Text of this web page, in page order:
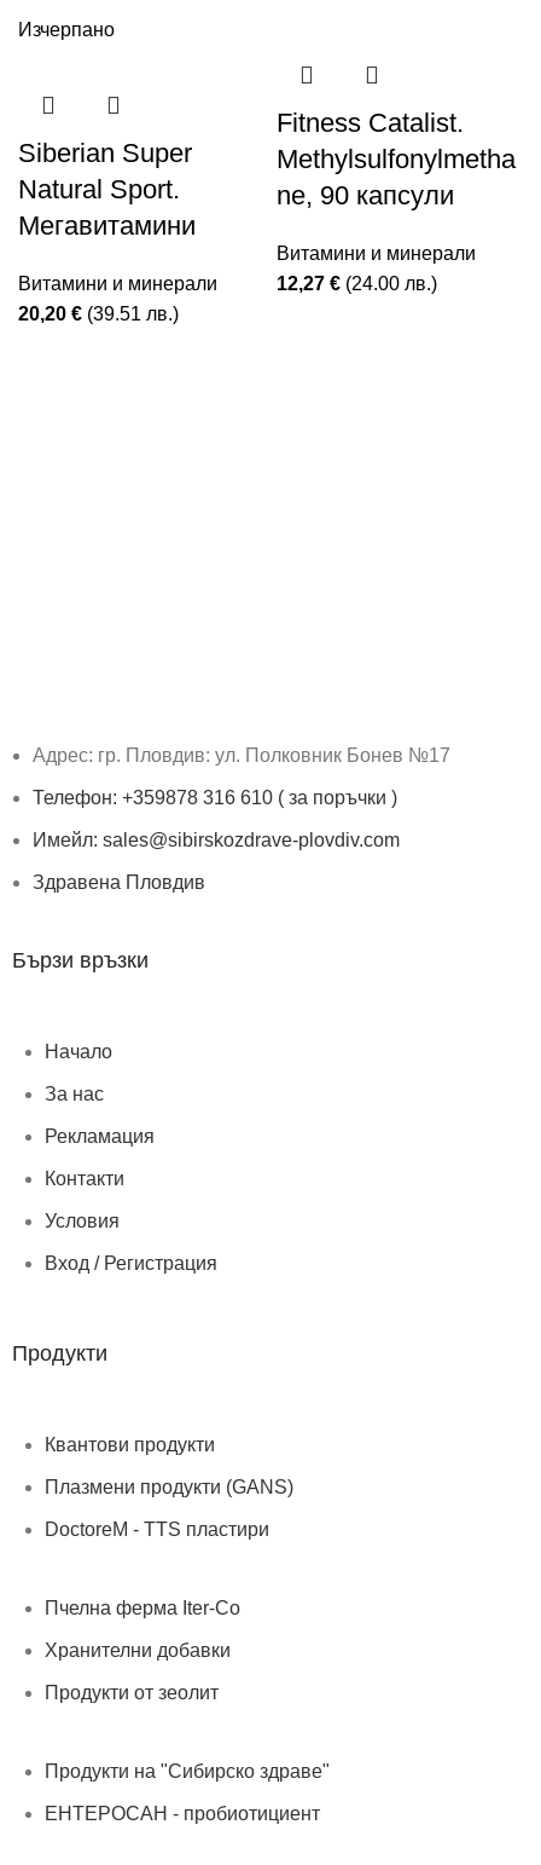
Изчерпано
Siberian Super
Natural Sport.
Мегавитамини
Витамини и минерали
20,20 € (39.51 лв.)
Fitness Catalist.
Methylsulfonylmetha
ne, 90 капсули
Витамини и минерали
12,27 € (24.00 лв.)
Адрес: гр. Пловдив: ул. Полковник Бонев №17
Телефон: +359878 316 610 ( за поръчки )
Имейл: sales@sibirskozdrave-plovdiv.com
Здравена Пловдив
Бързи връзки
Начало
За нас
Рекламация
Контакти
Условия
Вход / Регистрация
Продукти
Квантови продукти
Плазмени продукти (GANS)
DoctoreM - TTS пластири
Пчелна ферма Iter-Co
Хранителни добавки
Продукти от зеолит
Продукти на "Сибирско здраве"
ЕНТЕРОСАН - пробиотициент